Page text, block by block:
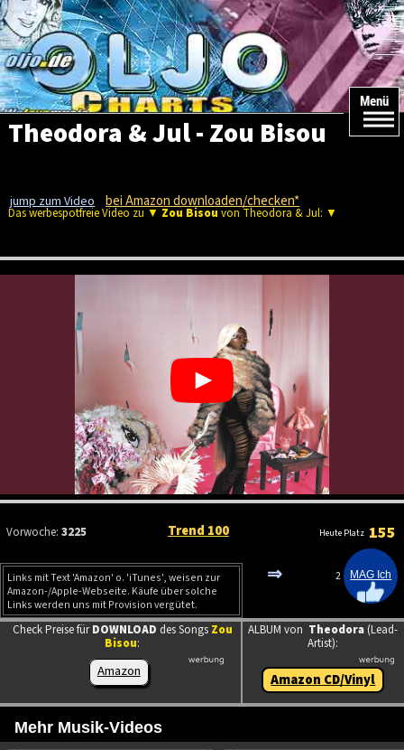
Menü
Theodora & Jul - Zou Bisou
jump zum Video bei Amazon downloaden/checken*
Das werbespotfreie Video zu ▼ Zou Bisou von Theodora & Jul: ▼
Vorwoche: 3225 Trend 100 Heute Platz 155
Links mit Text 'Amazon' o. 'iTunes', weisen zur
Amazon-/Apple-Webseite. Käufe über solche
Links werden uns mit Provision vergütet.
⇒ 2
Check Preise fürDOWNLOAD des Songs Zou
Bisou:
Amazon
ALBUM von Theodora (Lead-
Artist):
Amazon CD/Vinyl
Mehr Musik-Videos